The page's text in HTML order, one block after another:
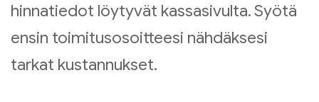
hinnatiedot löytyvät kassasivulta. Syötä
ensin toimitusosoitteesi nähdäksesi
tarkat kustannukset.